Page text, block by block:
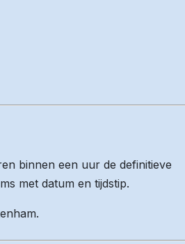
binnen een uur de definitieve
met datum en tijdstip.